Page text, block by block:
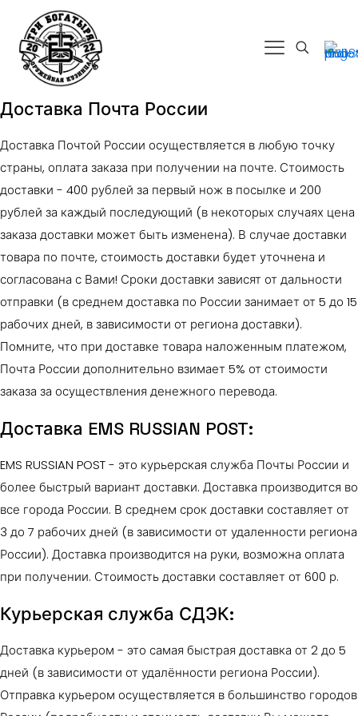
Доставка Почта России
Доставка Почтой России осуществляется в любую точку
страны, оплата заказа при получении на почте. Стоимость
доставки - 400 рублей за первый нож в посылке и 200
рублей за каждый последующий (в некоторых случаях цена
заказа доставки может быть изменена). В случае доставки
товара по почте, стоимость доставки будет уточнена и
согласована с Вами! Сроки доставки зависят от дальности
отправки (в среднем доставка по России занимает от 5 до 15
рабочих дней, в зависимости от региона доставки).
Помните, что при доставке товара наложенным платежом,
Почта России дополнительно взимает 5% от стоимости
заказа за осуществления денежного перевода.
Доставка EMS RUSSIAN POST:
EMS RUSSIAN POST - это курьерская служба Почты России и
более быстрый вариант доставки. Доставка производится во
все города России. В среднем срок доставки составляет от
3 до 7 рабочих дней (в зависимости от удаленности региона
России). Доставка производится на руки, возможна оплата
при получении. Стоимость доставки составляет от 600 р.
Курьерская служба СДЭК:
Доставка курьером - это самая быстрая доставка от 2 до 5
дней (в зависимости от удалённости региона России).
Отправка курьером осуществляется в большинство городов